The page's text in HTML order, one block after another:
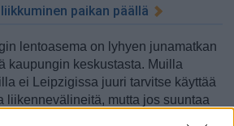
paikan päällä
lentoasema on lyhyen junamatkan
kaupungin keskustasta. Muilla
ei Leipzigissa juuri tarvitse käyttää
liikennevälineitä, mutta jos suuntaa